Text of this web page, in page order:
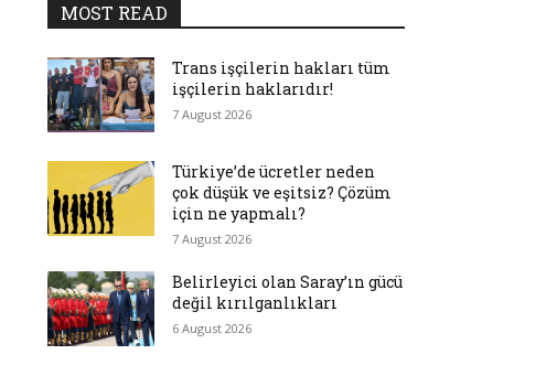
MOST READ
Trans işçilerin hakları tüm
işçilerin haklarıdır!
7 August 2026
Türkiye’de ücretler neden
çok düşük ve eşitsiz? Çözüm
için ne yapmalı?
7 August 2026
Belirleyici olan Saray’ın gücü
değil kırılganlıkları
6 August 2026